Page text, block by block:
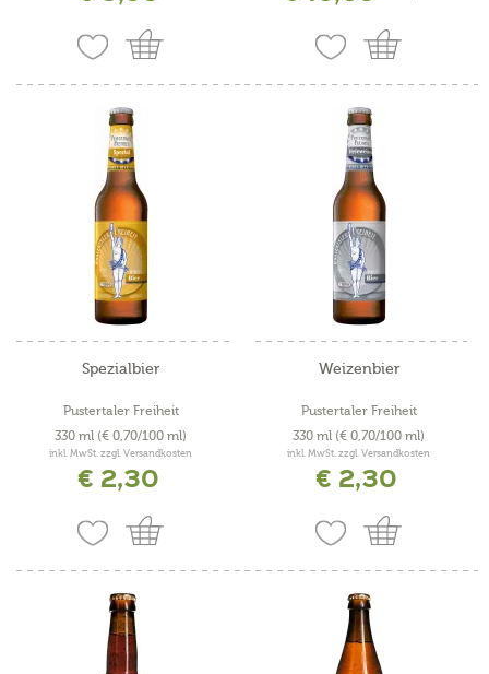
Spezialbier
Pustertaler Freiheit
330 ml (€ 0,70/100 ml)
inkl. MwSt. zzgl. Versandkosten
€ 2,30
Weizenbier
Pustertaler Freiheit
330 ml (€ 0,70/100 ml)
inkl. MwSt. zzgl. Versandkosten
€ 2,30